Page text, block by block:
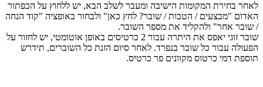
לאחר בחירת המקומות הישיבה ומעבר לשלב הבא, יש ללחוץ על הכפתור
האדום "מבצעים / הטבות / שובר? לחץ כאן" ולבחור באופציה "קוד הנחה
/ שובר אחר" ולהקליד את מספר השובר.
שובר זוגי יאפס את היתרה עבור 2 כרטיסים באופן אוטומטי, יש לחזור על
הפעולה עבור כל שובר בנפרד. לאחר סיום הזנת כל השוברים, תידרש
תוספת דמי כרטוס מקוונים פר כרטיס.